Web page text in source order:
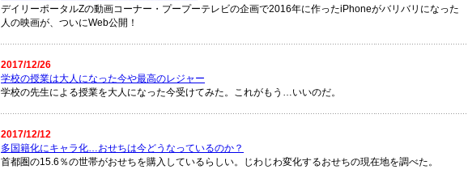
デイリーポータルZの動画コーナー・プープーテレビの企画で2016年に作ったiPhoneがバリバリになった
人の映画が、ついにWeb公開！
2017/12/26
学校の授業は大人になった今や最高のレジャー
学校の先生による授業を大人になった今受けてみた。これがもう…いいのだ。
2017/12/12
多国籍化にキャラ化…おせちは今どうなっているのか？
首都圏の15.6％の世帯がおせちを購入しているらしい。じわじわ変化するおせちの現在地を調べた。